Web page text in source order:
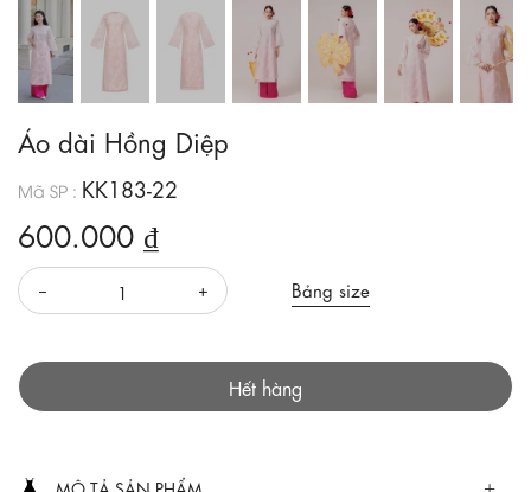
Áo dài Hồng Diệp
Mã SP : KK183-22
600.000 ₫
Bảng size
Hết hàng
MÔ TẢ SẢN PHẨM